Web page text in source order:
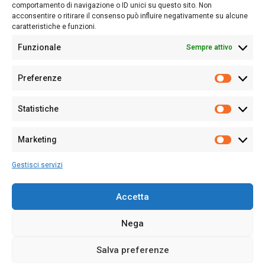
comportamento di navigazione o ID unici su questo sito. Non
acconsentire o ritirare il consenso può influire negativamente su alcune
caratteristiche e funzioni.
Funzionale Sempre attivo
Preferenze
Statistiche
Marketing
Gestisci servizi
Accetta
Nega
Salva preferenze
Follow Us
Sede:Via Cristoforo Colombo 09013 Carbonia
Partita IVA02270380922
128/2020 del 10/02/2020
Per la Pubblicità:
Sardegna Ieri-Oggi-Domani- Tutti i diritti sono riservati -